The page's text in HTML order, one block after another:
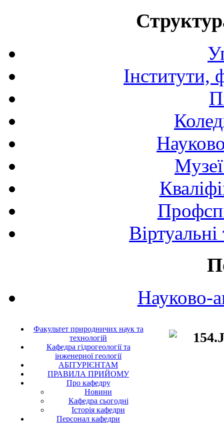
Інститути,
Науково-
Факультет природничих наук та
технологій
Кафедра гідрогеології та
інженерної геології
АБІТУРІЄНТАМ
ПРАВИЛА ПРИЙОМУ
Про кафедру
Новини
Кафедра сьогодні
Історія кафедри
Персонал кафедри